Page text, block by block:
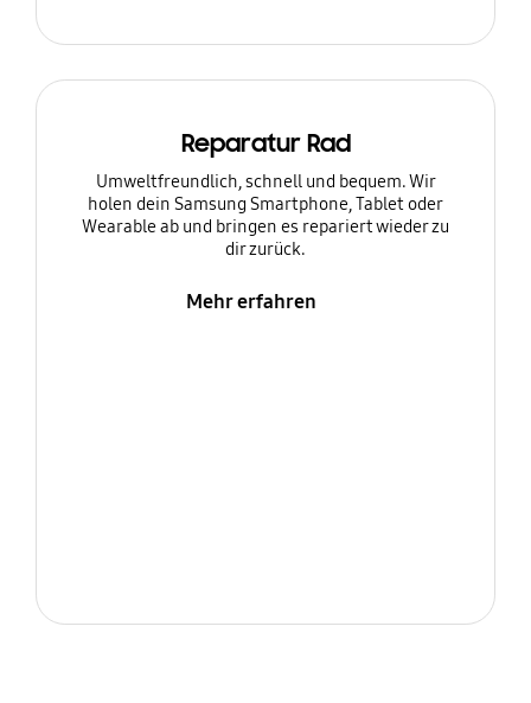
Reparatur Rad
Umweltfreundlich, schnell und bequem. Wir
holen dein Samsung Smartphone, Tablet oder
Wearable ab und bringen es repariert wieder zu
dir zurück.
Mehr erfahren